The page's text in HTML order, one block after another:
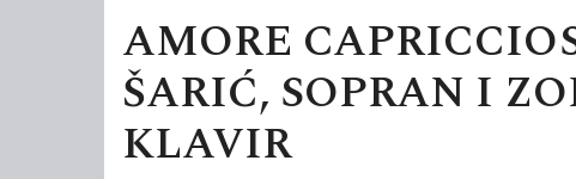
AMORE
ŠARIĆ, SOPRAN I
KLAVIR